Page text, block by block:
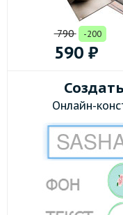
790 -200
590 ₽
Онлайн-